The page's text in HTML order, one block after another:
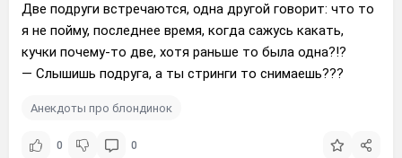
Две подруги встречаются, одна другой говорит: что то
я не пойму, последнее время, когда сажусь какать,
кучки почему-то две, хотя раньше то была одна?!?
— Слышишь подруга, а ты стринги то снимаешь???
Анекдоты про блондинок
0 0